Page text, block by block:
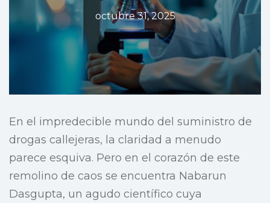
octubre 31, 2025
En el impredecible mundo del suministro de
drogas callejeras, la claridad a menudo
parece esquiva. Pero en el corazón de este
remolino de caos se encuentra Nabarun
Dasgupta, un agudo científico cuya